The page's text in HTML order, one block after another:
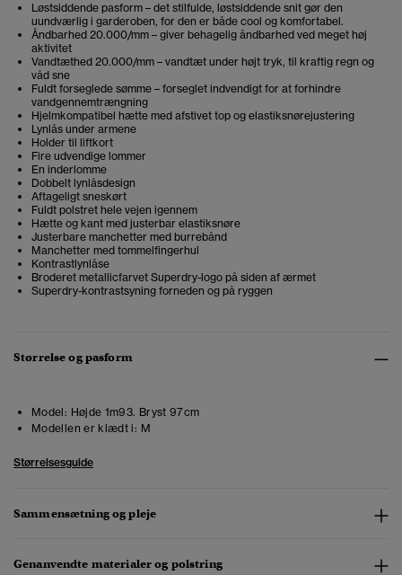
Løstsiddende pasform – det stilfulde, løstsiddende snit gør den
uundværlig i garderoben, for den er både cool og komfortabel.
Åndbarhed 20.000/mm – giver behagelig åndbarhed ved meget høj
aktivitet
Vandtæthed 20.000/mm – vandtæt under højt tryk, til kraftig regn og
våd sne
Fuldt forseglede sømme – forseglet indvendigt for at forhindre
vandgennemtrængning
Hjelmkompatibel hætte med afstivet top og elastiksnørejustering
Lynlås under armene
Holder til liftkort
Fire udvendige lommer
En inderlomme
Dobbelt lynlåsdesign
Aftageligt sneskørt
Fuldt polstret hele vejen igennem
Hætte og kant med justerbar elastiksnøre
Justerbare manchetter med burrebånd
Manchetter med tommelfingerhul
Kontrastlynlåse
Broderet metallicfarvet Superdry-logo på siden af ærmet
Superdry-kontrastsyning forneden og på ryggen
Størrelse og pasform
Model: Højde 1m93. Bryst 97cm
Modellen er klædt i: M
Størrelsesguide
Sammensætning og pleje
Genanvendte materialer og polstring